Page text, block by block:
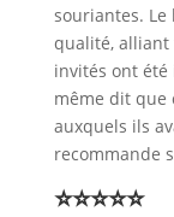
souriantes.
qualité, alliant
invités ont
même dit que
auxquels ils
recommande
⭐⭐⭐⭐⭐